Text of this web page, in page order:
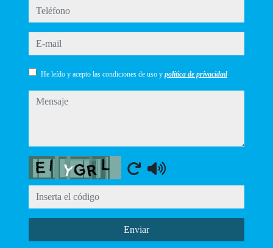
teléfono
e-mail
He leído y acepto las condiciones de uso y política de privacidad
mensaje
Captcha
Enviar